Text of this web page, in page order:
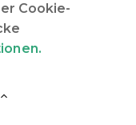
Cookie-